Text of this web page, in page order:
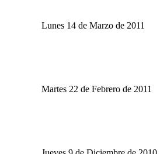
Lunes 14 de Marzo de 2011
Martes 22 de Febrero de 2011